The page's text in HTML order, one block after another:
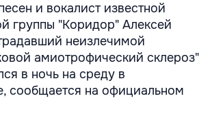
и вокалист известной
группы "Коридор" Алексей
неизлечимой
амиотрофический склероз"
в ночь на среду в
сообщается на официальном